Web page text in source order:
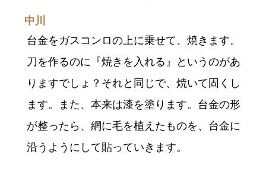
中川
台金をガスコンロの上に乗せて、焼きます。
刀を作るのに『焼きを入れる』というのがあ
りますでしょ？それと同じで、焼いて固くし
ます。また、本来は漆を塗ります。台金の形
が整ったら、網に毛を植えたものを、台金に
沿うようにして貼っていきます。